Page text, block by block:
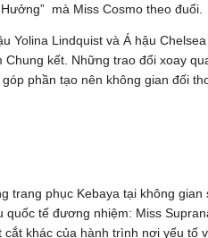
mà Miss Cosmo theo đuổi.
Yolina Lindquist và Á hậu
kết. Những trao đổi xoay
phần tạo nên không gian đối
trang phục Kebaya tại không
tế đương nhiệm: Miss
khác của hành trình nơi yếu tố